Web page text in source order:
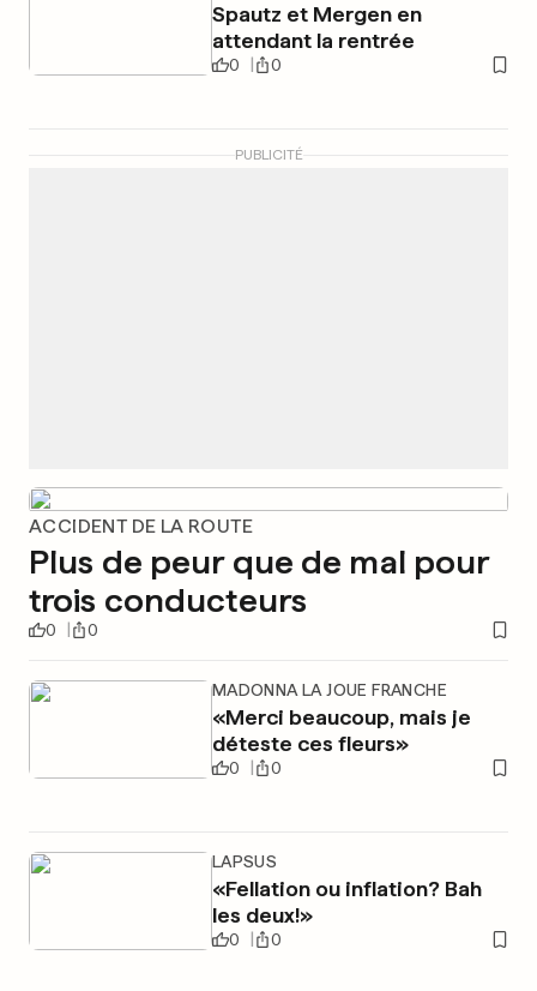
Spautz et Mergen en
attendant la rentrée
0 0
PUBLICITÉ
ACCIDENT DE LA ROUTE
Plus de peur que de mal pour
trois conducteurs
0 0
MADONNA LA JOUE FRANCHE
«Merci beaucoup, mais je
déteste ces fleurs»
0 0
LAPSUS
«Fellation ou inflation? Bah
les deux!»
0 0